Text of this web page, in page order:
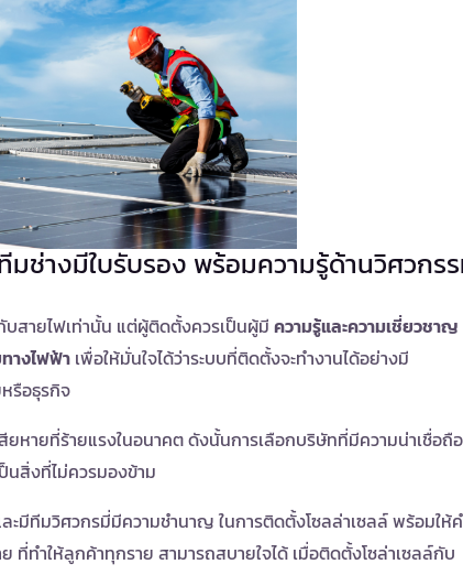
ช่างมีใบรับรอง พร้อมความรู้ด้านวิศวกร
บสายไฟเท่านั้น แต่ผู้ติดตั้งควรเป็นผู้มี ความรู้และความเชี่ยวชาญ
างไฟฟ้า เพื่อให้มั่นใจได้ว่าระบบที่ติดตั้งจะทำงานได้อย่างมี
รือธุรกิจ
ยหายที่ร้ายแรงในอนาคต ดังนั้นการเลือกบริษัทที่มีความน่าเชื่อถือ
นสิ่งที่ไม่ควรมองข้าม
ะมีทีมวิศวกรมี่มีความชำนาญ ในการติดตั้งโซลล่าเซลล์ พร้อมให้
ทำให้ลูกค้าทุกราย สามารถสบายใจได้ เมื่อติดตั้งโซล่าเซลล์กับ